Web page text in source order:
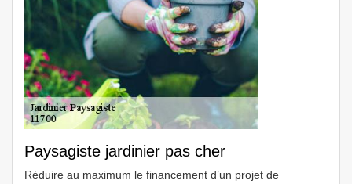
Paysagiste jardinier pas cher
Réduire au maximum le financement d’un projet de